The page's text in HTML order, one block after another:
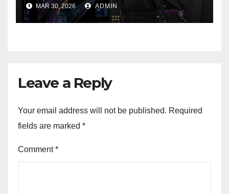
generație la un nou nivel
MAR 30, 2026 ADMIN
Leave a Reply
Your email address will not be published. Required
fields are marked *
Comment*